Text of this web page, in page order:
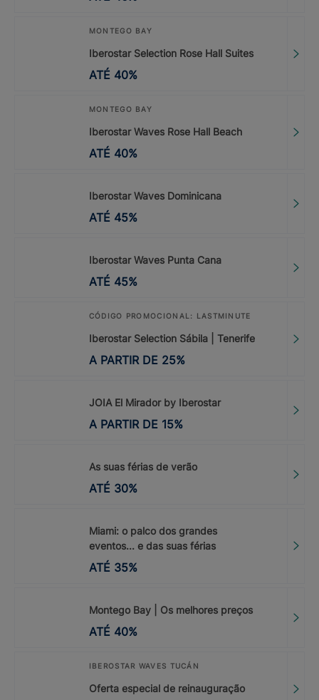
MONTEGO BAY
Iberostar Selection Rose Hall Suites
ATÉ 40%
MONTEGO BAY
Iberostar Waves Rose Hall Beach
ATÉ 40%
Iberostar Waves Dominicana
ATÉ 45%
Iberostar Waves Punta Cana
ATÉ 45%
CÓDIGO PROMOCIONAL: LASTMINUTE
Iberostar Selection Sábila | Tenerife
A PARTIR DE 25%
JOIA El Mirador by Iberostar
A PARTIR DE 15%
As suas férias de verão
ATÉ 30%
Miami: o palco dos grandes
eventos... e das suas férias
ATÉ 35%
Montego Bay | Os melhores preços
ATÉ 40%
IBEROSTAR WAVES TUCÁN
Oferta especial de reinauguração